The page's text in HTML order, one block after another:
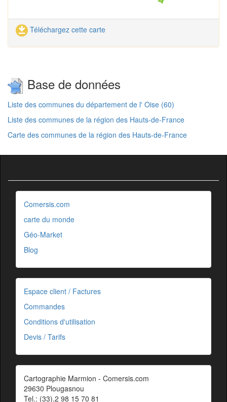
Téléchargez cette carte
Base de données
Liste des communes du département de l' Oise (60)
Liste des communes de la région des Hauts-de-France
Carte des communes de la région des Hauts-de-France
Comersis.com
carte du monde
Géo-Market
Blog
Espace client / Factures
Commandes
Conditions d'utilisation
Devis / Tarifs
Cartographie Marmion - Comersis.com
29630 Plougasnou
Tel.: (33).2 98 15 70 81